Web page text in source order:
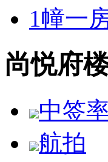
1幢一
尚悦府
中签
航拍